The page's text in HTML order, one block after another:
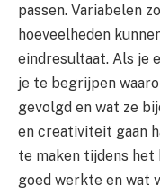
passen. Variabelen
hoeveelheden
eindresultaat. Als je
je te begrijpen
gevolgd en wat ze
en creativiteit gaan
te maken tijdens het
goed werkte en wat